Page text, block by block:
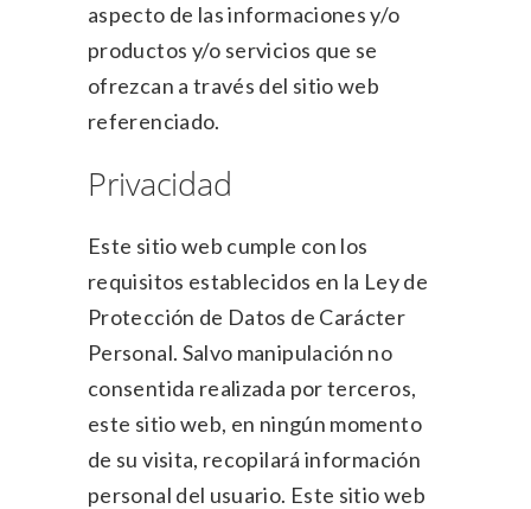
aspecto de las informaciones y/o
productos y/o servicios que se
ofrezcan a través del sitio web
referenciado.
Privacidad
Este sitio web cumple con los
requisitos establecidos en la Ley de
Protección de Datos de Carácter
Personal. Salvo manipulación no
consentida realizada por terceros,
este sitio web, en ningún momento
de su visita, recopilará información
personal del usuario. Este sitio web